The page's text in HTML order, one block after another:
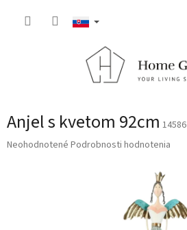
Anjel s kvetom 92cm 14586
Priemerné
Neohodnotené Podrobnosti hodnotenia